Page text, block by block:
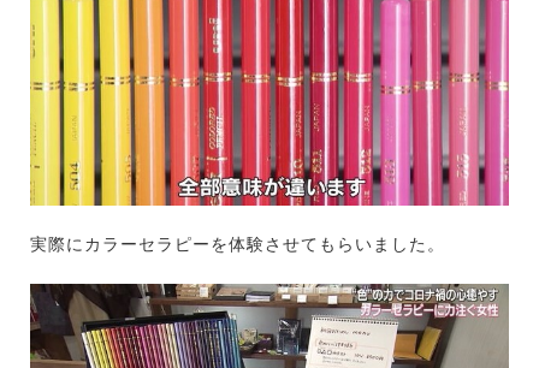
実際にカラーセラピーを体験させてもらいました。